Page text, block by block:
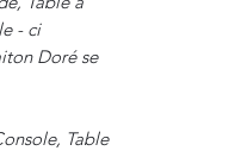
- ci
Doré se
Table